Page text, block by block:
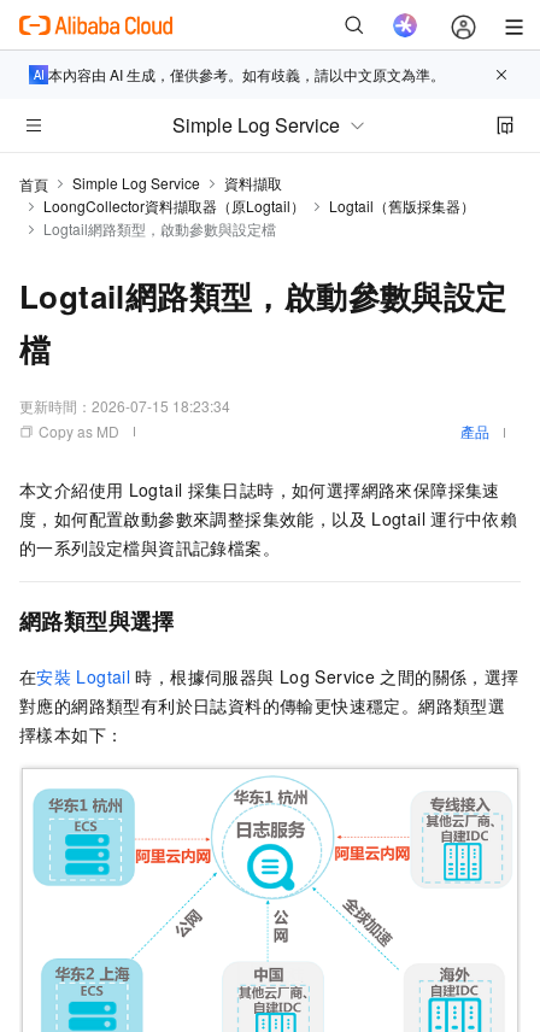
本內容由 AI 生成，僅供參考。如有歧義，請以中文原文為準。
Simple Log Service
首頁 Simple Log Service
資料擷取
LoongCollector資料擷取器（原Logtail）
Logtail（舊版採集器）
Logtail網路類型，啟動參數與設定檔
Logtail網路類型，啟動參數與設定
檔
更新時間： 2026-07-15 18:23:34
Copy as MD
產品
本文介紹使用 Logtail 採集日誌時，如何選擇網路來保障採集速
度，如何配置啟動參數來調整採集效能，以及 Logtail 運行中依賴
的一系列設定檔與資訊記錄檔案。
網路類型與選擇
在安裝 Logtail 時，根據伺服器與 Log Service 之間的關係，選擇
對應的網路類型有利於日誌資料的傳輸更快速穩定。網路類型選
擇樣本如下：